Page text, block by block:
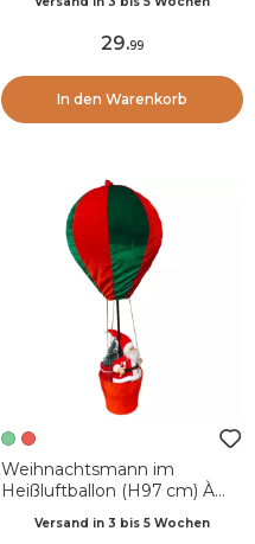
29.99
In den Warenkorb
Weihnachtsmann im
Heißluftballon (H97 cm) À
Versand in 3 bis 5 Wochen